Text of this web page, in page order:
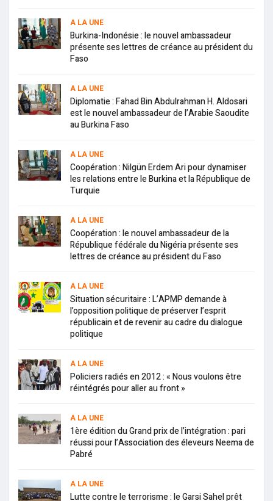
A LA UNE
Burkina-Indonésie : le nouvel ambassadeur
présente ses lettres de créance au président du
Faso
A LA UNE
Diplomatie : Fahad Bin Abdulrahman H. Aldosari
est le nouvel ambassadeur de l’Arabie Saoudite
au Burkina Faso
A LA UNE
Coopération : Nilgün Erdem Ari pour dynamiser
les relations entre le Burkina et la République de
Turquie
A LA UNE
Coopération : le nouvel ambassadeur de la
République fédérale du Nigéria présente ses
lettres de créance au président du Faso
A LA UNE
Situation sécuritaire : L’APMP demande à
l’opposition politique de préserver l’esprit
républicain et de revenir au cadre du dialogue
politique
A LA UNE
Policiers radiés en 2012 : « Nous voulons être
réintégrés pour aller au front »
A LA UNE
1ère édition du Grand prix de l’intégration : pari
réussi pour l’Association des éleveurs Neema de
Pabré
A LA UNE
Lutte contre le terrorisme : le Garsi Sahel prêt